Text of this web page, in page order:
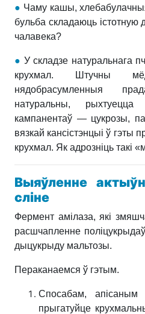
● Чаму кашы,
бульба складаюць
чалавека?
●У складзе натуральнага
крухмал. Штучны
нядобрасумленныя
натуральны,
кампанентаў — цукрозы,
вязкай кансістэнцыі ў гэты
крухмал. Як адрозніць такі
Выяўленне
сліне
Фермент амілаза, які
расшчапленне поліцукрыдаў
дыцукрыду мальтозы.
Пераканаемся ў гэтым.
Спосабам, апісаным
прыгатуйце